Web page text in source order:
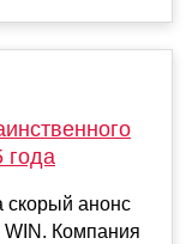
года
скорый анонс
Компания